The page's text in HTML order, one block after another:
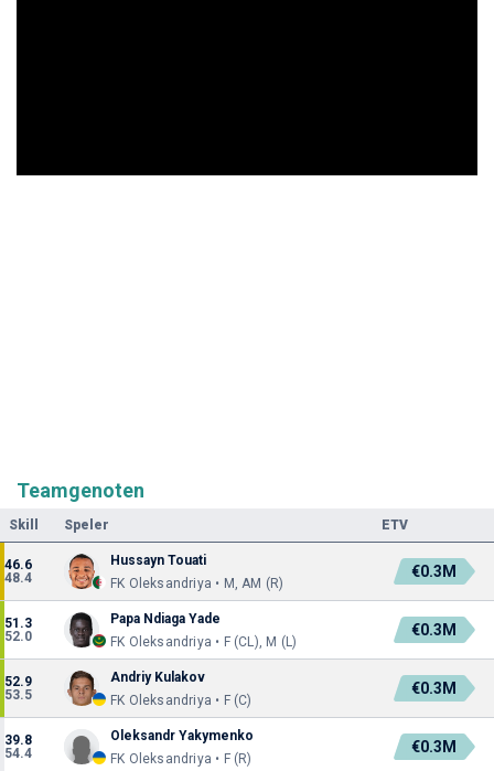
Teamgenoten
Skill Speler ETV
46.6
48.4
Hussayn Touati
FK Oleksandriya • M, AM (R)
€0.3M
51.3
52.0
Papa Ndiaga Yade
FK Oleksandriya • F (CL), M (L)
€0.3M
52.9
53.5
Andriy Kulakov
FK Oleksandriya • F (C)
€0.3M
39.8
54.4
Oleksandr Yakymenko
FK Oleksandriya • F (R)
€0.3M